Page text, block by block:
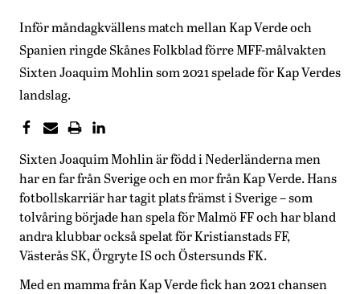
Inför måndagkvällens match mellan Kap Verde och
Spanien ringde Skånes Folkblad förre MFF-målvakten
Sixten Joaquim Mohlin som 2021 spelade för Kap Verdes
landslag.
Sixten Joaquim Mohlin är född i Nederländerna men
har en far från Sverige och en mor från Kap Verde. Hans
fotbollskarriär har tagit plats främst i Sverige – som
tolvåring började han spela för Malmö FF och har bland
andra klubbar också spelat för Kristianstads FF,
Västerås SK, Örgryte IS och Östersunds FK.
Med en mamma från Kap Verde fick han 2021 chansen